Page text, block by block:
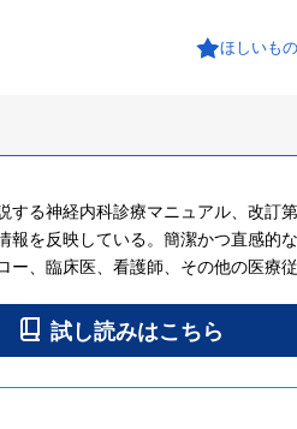
ほしいも
る神経内科診療マニュアル、改訂
を反映している。簡潔かつ直感的
、臨床医、看護師、その他の医療